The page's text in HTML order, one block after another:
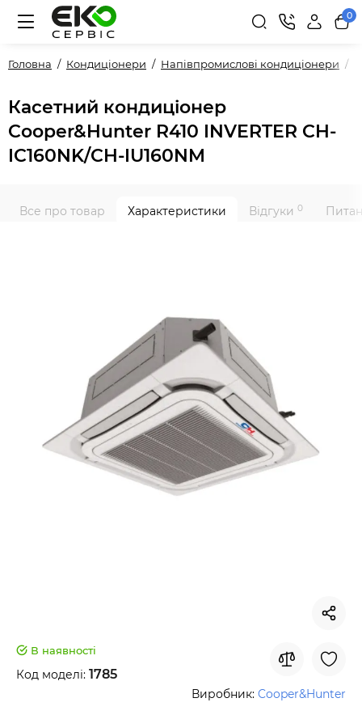
0
Головна Кондиціонери Напівпромислові кондиціонери
Касетний кондиціонер
Cooper&Hunter R410 INVERTER CH-
IC160NK/CH-IU160NM
Все про товар Характеристики Відгуки 0
В наявності
Код моделі: 1785
Виробник: Cooper&Hunter